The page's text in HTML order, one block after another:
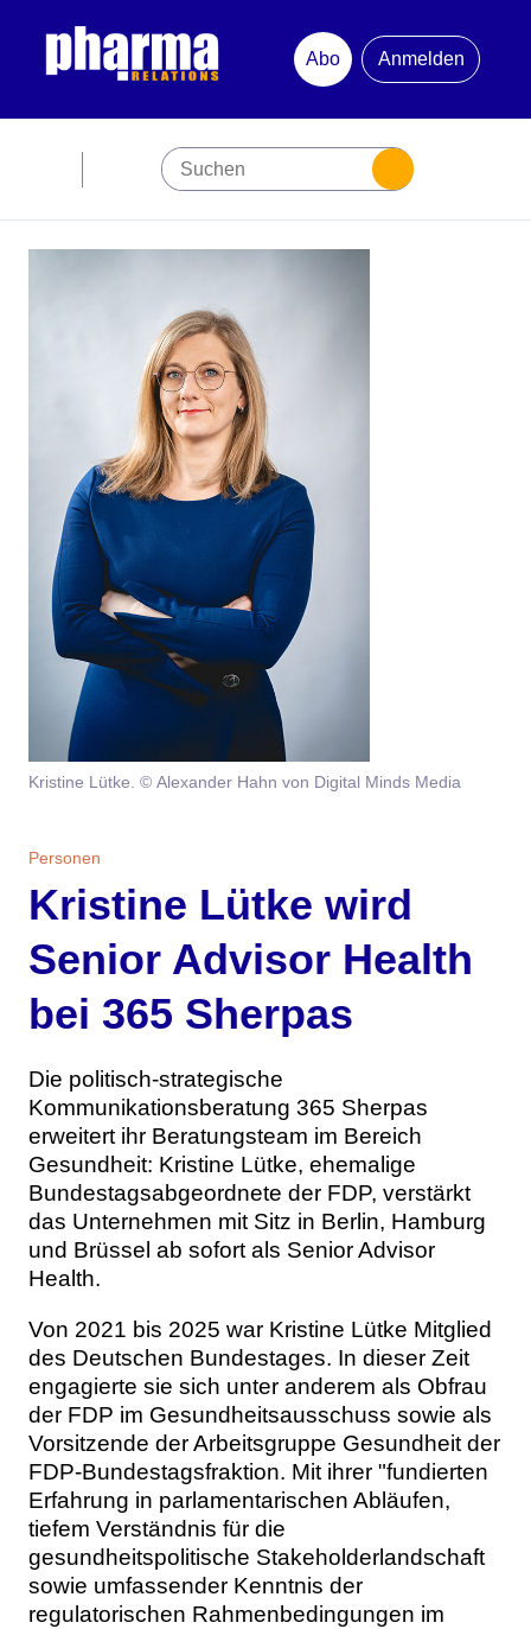
Abo
Anmelden
Mediadaten
Themen
Marketing
Branche
Studien
Digital Health
Magazin
Aktuelle Ausgabe
Ausgabenarchiv
Abonnement
Kontakt
Team
Werben
Kristine Lütke. © Alexander Hahn von Digital Minds Media
Personen
Kristine Lütke wird
Senior Advisor Health
bei 365 Sherpas
Die politisch-strategische
Kommunikationsberatung 365 Sherpas
erweitert ihr Beratungsteam im Bereich
Gesundheit: Kristine Lütke, ehemalige
Bundestagsabgeordnete der FDP, verstärkt
das Unternehmen mit Sitz in Berlin, Hamburg
und Brüssel ab sofort als Senior Advisor
Health.
Von 2021 bis 2025 war Kristine Lütke Mitglied
des Deutschen Bundestages. In dieser Zeit
engagierte sie sich unter anderem als Obfrau
der FDP im Gesundheitsausschuss sowie als
Vorsitzende der Arbeitsgruppe Gesundheit der
FDP-Bundestagsfraktion. Mit ihrer "fundierten
Erfahrung in parlamentarischen Abläufen,
tiefem Verständnis für die
gesundheitspolitische Stakeholderlandschaft
sowie umfassender Kenntnis der
regulatorischen Rahmenbedingungen im